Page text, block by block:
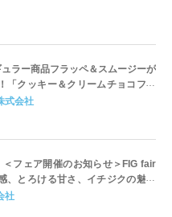
ラー商品フラッペ＆スムージーが
「クッキー＆クリームチョコフラ
ムージー」8月5日（水）から販売
式会社
＜フェア開催のお知らせ＞FIG fair
、とろける甘さ、イチジクの魅力
を含め、イチジク尽くしの全4種が
タート
社